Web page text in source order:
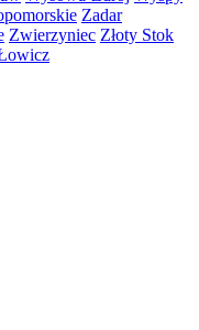
Zadar
Zwierzyniec Złoty Stok